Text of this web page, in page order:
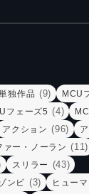
独作品 (9) MCU
フェーズ5 (4)
アクション (96)
ァー・ノーラン (11)
スリラー (43)
ンビ (3) ヒュー